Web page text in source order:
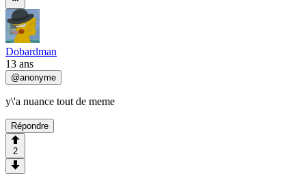
Dobardman
13 ans
@anonyme
y\'a nuance tout de meme
Répondre
2